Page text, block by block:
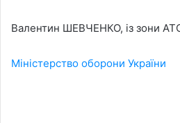
Валентин ШЕВЧЕНКО, із зони
Міністерство оборони України